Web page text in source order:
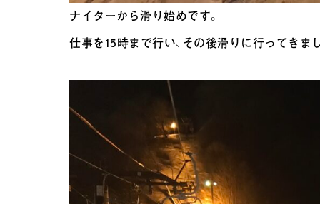
ナイターから滑り始めです。
仕事を15時まで行い、その後滑りに行ってきま